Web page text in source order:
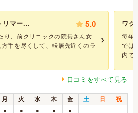
リマー... 5.0
り、前クリニックの院長さん女
手を尽くして、転居先近くのラ
ワク
毎年
では
内で
口コミをすべて見る
月 火 水 木 金 土 日
祝
● ● ● ● ●